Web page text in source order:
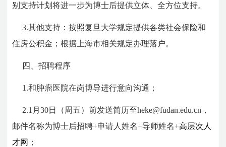
别支持计划将进一步为博士后提供立体、全方位支持。
3.其他支持：按照复旦大学规定提供各类社会保险和
住房公积金；根据上海市相关规定办理落户。
四、招聘程序
1.和肿瘤医院在岗博导进行意向沟通；
2.1月30日（周五）前发送简历至heke@fudan.edu.cn，
邮件名称为博士后招聘+申请人姓名+导师姓名+高层次人
才网 ；